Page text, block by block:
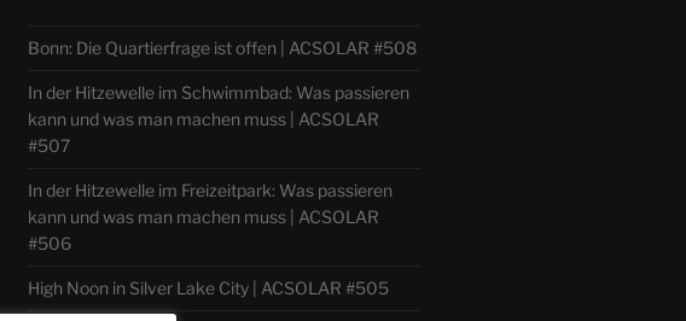
Bonn: Die Quartierfrage ist offen | ACSOLAR #508
In der Hitzewelle im Schwimmbad: Was passieren
kann und was man machen muss | ACSOLAR
#507
In der Hitzewelle im Freizeitpark: Was passieren
kann und was man machen muss | ACSOLAR
#506
High Noon in Silver Lake City | ACSOLAR #505